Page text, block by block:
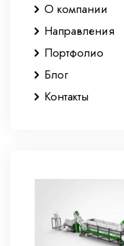
О компании
Направления
Портфолио
Блог
Контакты